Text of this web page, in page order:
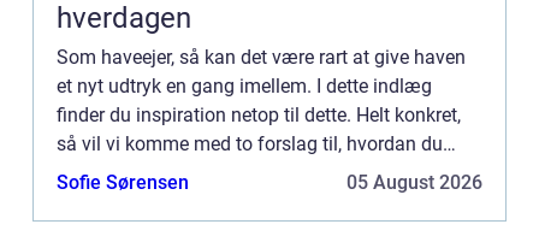
hverdagen
Som haveejer, så kan det være rart at give haven
et nyt udtryk en gang imellem. I dette indlæg
finder du inspiration netop til dette. Helt konkret,
så vil vi komme med to forslag til, hvordan du
inden sommeren rigtig byder sig kan ændre
Sofie Sørensen 05 August 2026